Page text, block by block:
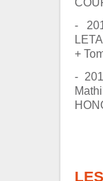
-
+
-